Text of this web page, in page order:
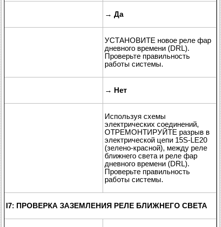
→ Да
УСТАНОВИТЕ новое реле фар
дневного времени (DRL).
Проверьте правильность
работы системы.
→ Нет
Используя схемы
электрических соединений,
ОТРЕМОНТИРУЙТЕ разрыв в
электрической цепи 15S-LE20
(зелено-красной), между реле
ближнего света и реле фар
дневного времени (DRL).
Проверьте правильность
работы системы.
I7: ПРОВЕРКА ЗАЗЕМЛЕНИЯ РЕЛЕ БЛИЖНЕГО СВЕТА